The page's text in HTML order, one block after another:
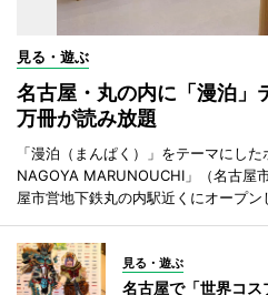
見る・遊ぶ
名古屋・丸の内に「漫泊
万冊が読み放題
「漫泊（まんぱく）」をテーマにし
NAGOYA MARUNOUCHI」（名古屋
屋市営地下鉄丸の内駅近くにオープン
見る・遊ぶ
名古屋で「世界コ